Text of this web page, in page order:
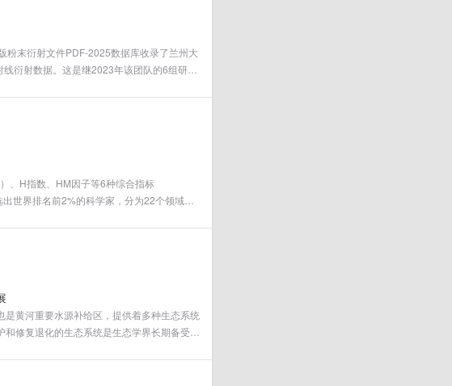
末衍射文件PDF-2025数据库收录了兰州大
衍射数据。这是继2023年该团队的6组研究
、H指数、HM因子等6种综合指标
世界排名前2%的科学家，分为22个领域和
学术影响力。
黄河重要水源补给区，提供着多种生态系统
修复退化的生态系统是生态学界长期备受关
界点，转变为另一种很难逆转的状态，这种